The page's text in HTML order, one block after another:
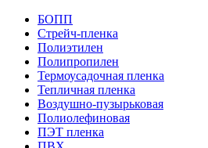
БОПП
Стрейч-пленка
Полиэтилен
Полипропилен
Термоусадочная пленка
Тепличная пленка
Воздушно-пузырьковая
Полиолефиновая
ПЭТ пленка